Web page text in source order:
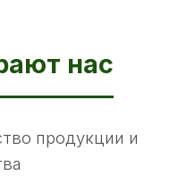
нас
продукции и